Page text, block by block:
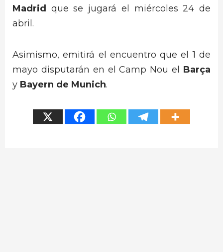
Madrid
que se jugará el miércoles 24 de
abril.
Asimismo, emitirá el encuentro que el 1 de
mayo disputarán en el Camp Nou el Barça
y Bayern de Munich.